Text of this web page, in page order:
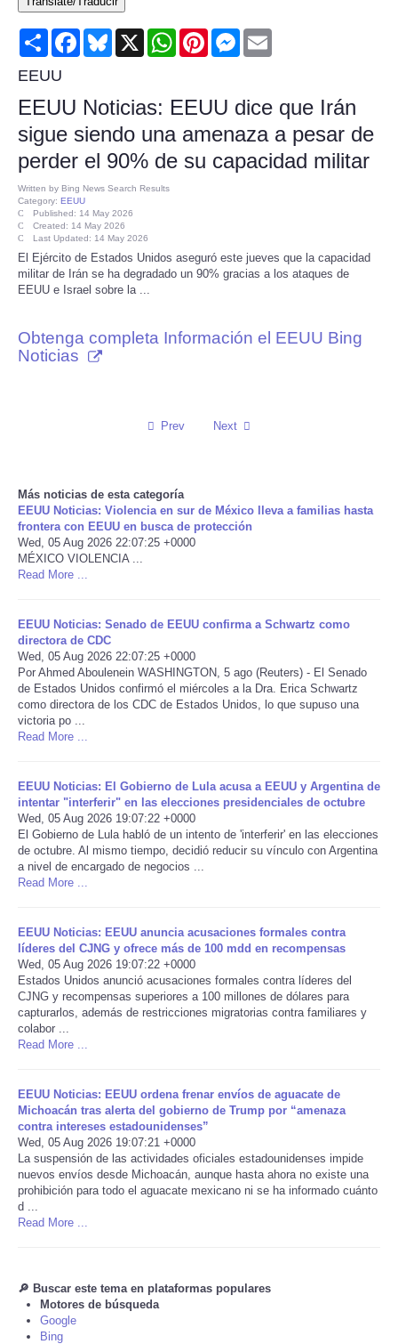
Consumer
Consumer Affairs Recalls
Food & Drug Recalls
Product Safety News
Entertainment
Health
Pets
Politics
Social
Sports
Travel
USA
World
NOTICIAS
Portada de Noticias
America Latina
Deportes
EEUU
Especiales
Internacionales
Negocios
Salud
Tecnologia
CATEGORIES
Share FacebookBluesky
X WhatsAppPinterestMessenger
EEUU
EEUU Noticias: EEUU dice que Irán
sigue siendo una amenaza a pesar de
perder el 90% de su capacidad militar
Written by Bing News Search Results
Category: EEUU
Published: 14 May 2026
Created: 14 May 2026
Last Updated: 14 May 2026
El Ejército de Estados Unidos aseguró este jueves que la capacidad
militar de Irán se ha degradado un 90% gracias a los ataques de
EEUU e Israel sobre la ...
Obtenga completa Información el EEUU Bing
Noticias
Prev Next
Más noticias de esta categoría
EEUU Noticias: Violencia en sur de México lleva a familias hasta
frontera con EEUU en busca de protección
Wed, 05 Aug 2026 22:07:25 +0000
MÉXICO VIOLENCIA ...
Read More ...
EEUU Noticias: Senado de EEUU confirma a Schwartz como
directora de CDC
Wed, 05 Aug 2026 22:07:25 +0000
Por Ahmed Aboulenein WASHINGTON, 5 ago (Reuters) - El Senado
de Estados Unidos confirmó el miércoles a la Dra. Erica Schwartz
como directora de los CDC de Estados Unidos, lo que supuso una
victoria po ...
Read More ...
EEUU Noticias: El Gobierno de Lula acusa a EEUU y Argentina de
intentar "interferir" en las elecciones presidenciales de octubre
Wed, 05 Aug 2026 19:07:22 +0000
El Gobierno de Lula habló de un intento de 'interferir' en las elecciones
de octubre. Al mismo tiempo, decidió reducir su vínculo con Argentina
a nivel de encargado de negocios ...
Read More ...
EEUU Noticias: EEUU anuncia acusaciones formales contra
líderes del CJNG y ofrece más de 100 mdd en recompensas
Wed, 05 Aug 2026 19:07:22 +0000
Estados Unidos anunció acusaciones formales contra líderes del
CJNG y recompensas superiores a 100 millones de dólares para
capturarlos, además de restricciones migratorias contra familiares y
colabor ...
Read More ...
EEUU Noticias: EEUU ordena frenar envíos de aguacate de
Michoacán tras alerta del gobierno de Trump por “amenaza
contra intereses estadounidenses”
Wed, 05 Aug 2026 19:07:21 +0000
La suspensión de las actividades oficiales estadounidenses impide
nuevos envíos desde Michoacán, aunque hasta ahora no existe una
prohibición para todo el aguacate mexicano ni se ha informado cuánto
d ...
Read More ...
🔎 Buscar este tema en plataformas populares
Motores de búsqueda
Google
Bing